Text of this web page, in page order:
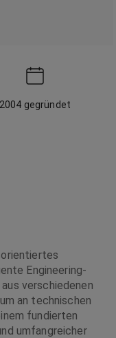
2004 gegründet
Engineering-
verschiedenen
an technischen
fundierten
umfangreicher